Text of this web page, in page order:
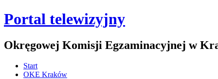
Portal telewizyjny
Okręgowej Komisji Egzaminacyjnej w
Start
OKE Kraków